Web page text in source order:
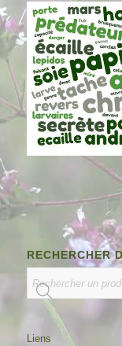
RECHERCHER
Liens